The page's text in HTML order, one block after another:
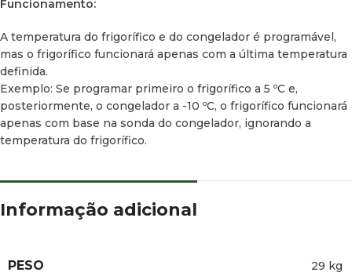
Funcionamento:
A temperatura do frigorífico e do congelador é programável,
mas o frigorífico funcionará apenas com a última temperatura
definida.
Exemplo: Se programar primeiro o frigorífico a 5 ºC e,
posteriormente, o congelador a -10 ºC, o frigorífico funcionará
apenas com base na sonda do congelador, ignorando a
temperatura do frigorífico.
Informação adicional
PESO 29 kg